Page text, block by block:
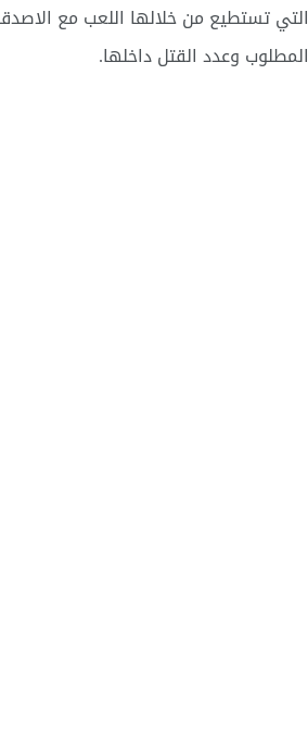
التي تستطيع من خلالها اللعب مع
المطلوب وعدد القتل داخلها.